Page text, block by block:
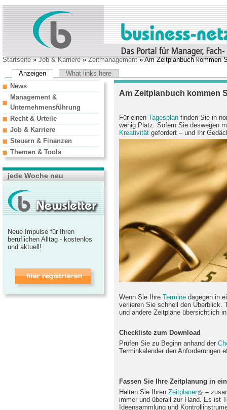
Startseite»Job & Karriere»Zeitmanagement» Am Zeitplanbuch kommen
Anzeigen
What links here
Am Zeitplanbuch kommen
Für einen Tagesplan finden Sie in
wenig Platz. Sofern Sie deswegen
Kreativität gefordert – und Ihr
Wenn Sie Ihre Termine dagegen in
verlieren Sie schnell den Überblick.
und andere Zeitpläne übersichtlich
Checkliste zum Download
Prüfen Sie zu Beginn anhand der
Terminkalender den Anforderungen
Fassen Sie Ihre Zeitplanung in
Halten Sie Ihren Zeitplaner
–
immer und überall zur Hand. Es ist
Ideensammlung und
News
Management &
Unternehmensführung
Recht & Urteile
Job & Karriere
Steuern & Finanzen
Themen & Tools
jede Woche neu
Neue Impulse für Ihren
beruflichen Alltag - kostenlos
und aktuell!